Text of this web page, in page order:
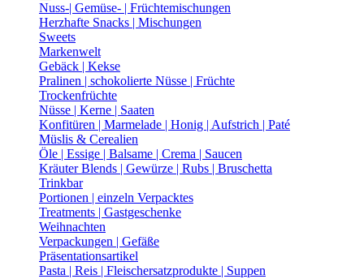
Nuss-| Gemüse- | Früchtemischungen
Herzhafte Snacks | Mischungen
Sweets
Markenwelt
Gebäck | Kekse
Pralinen | schokolierte Nüsse | Früchte
Trockenfrüchte
Nüsse | Kerne | Saaten
Konfitüren | Marmelade | Honig | Aufstrich | Paté
Müslis & Cerealien
Öle | Essige | Balsame | Crema | Saucen
Kräuter Blends | Gewürze | Rubs | Bruschetta
Trinkbar
Portionen | einzeln Verpacktes
Treatments | Gastgeschenke
Weihnachten
Verpackungen | Gefäße
Präsentationsartikel
Pasta | Reis | Fleischersatzprodukte | Suppen